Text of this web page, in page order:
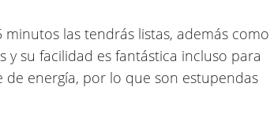
las tendrás listas, además como
y su facilidad es fantástica incluso para
energía, por lo que son estupendas